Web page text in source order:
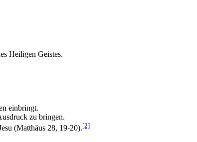
Heiligen Geistes.
einbringt.
zu bringen.
(Matthäus 28, 19-20).[2]